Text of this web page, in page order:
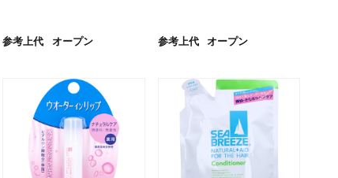
参考上代 オープン 参考上代 オープン